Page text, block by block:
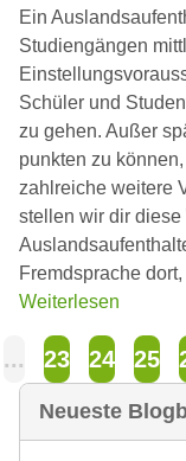
Ein
Studiengängen
Schüler und
zu gehen. Außer
punkten zu
zahlreiche weitere
stellen wir dir
Fremdsprache
Weiterlesen
... 23 24 25
Neueste